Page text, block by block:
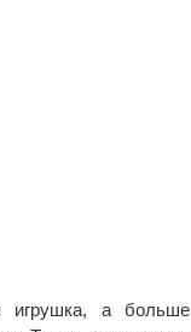
игрушка, а больше